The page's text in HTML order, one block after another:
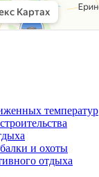
температур
и охоты
отдыха